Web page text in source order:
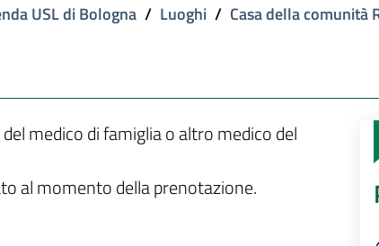
USL di Bologna / Luoghi / Casa della comunità
medico di famiglia o altro medico del
al momento della prenotazione.